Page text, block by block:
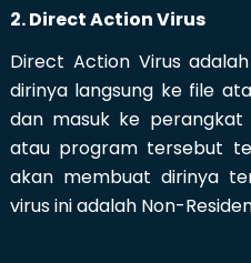
2. Direct Action Virus
Direct Action Virus
dirinya langsung ke file
dan masuk ke perangkat
atau program tersebut
akan membuat dirinya
virus ini adalah Non-